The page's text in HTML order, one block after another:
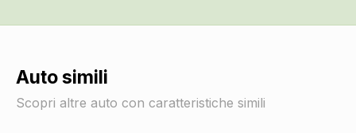
Sistema di riconoscimento stanchezza guidatore
DI SERIE
Freni a disco autoventilanti
Airbag disinseribile
Sicurezza
Auto simili
Scopri altre auto con caratteristiche simili